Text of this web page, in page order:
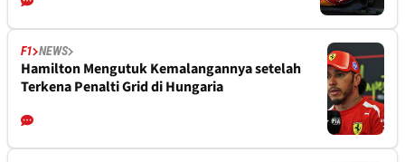
F1 NEWS
Hamilton Mengutuk Kemalangannya setelah
Terkena Penalti Grid di Hungaria